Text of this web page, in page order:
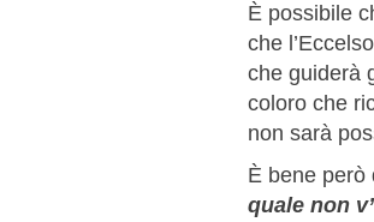
È possibile
che
che guiderà
coloro che
non sarà
È bene però
quale non